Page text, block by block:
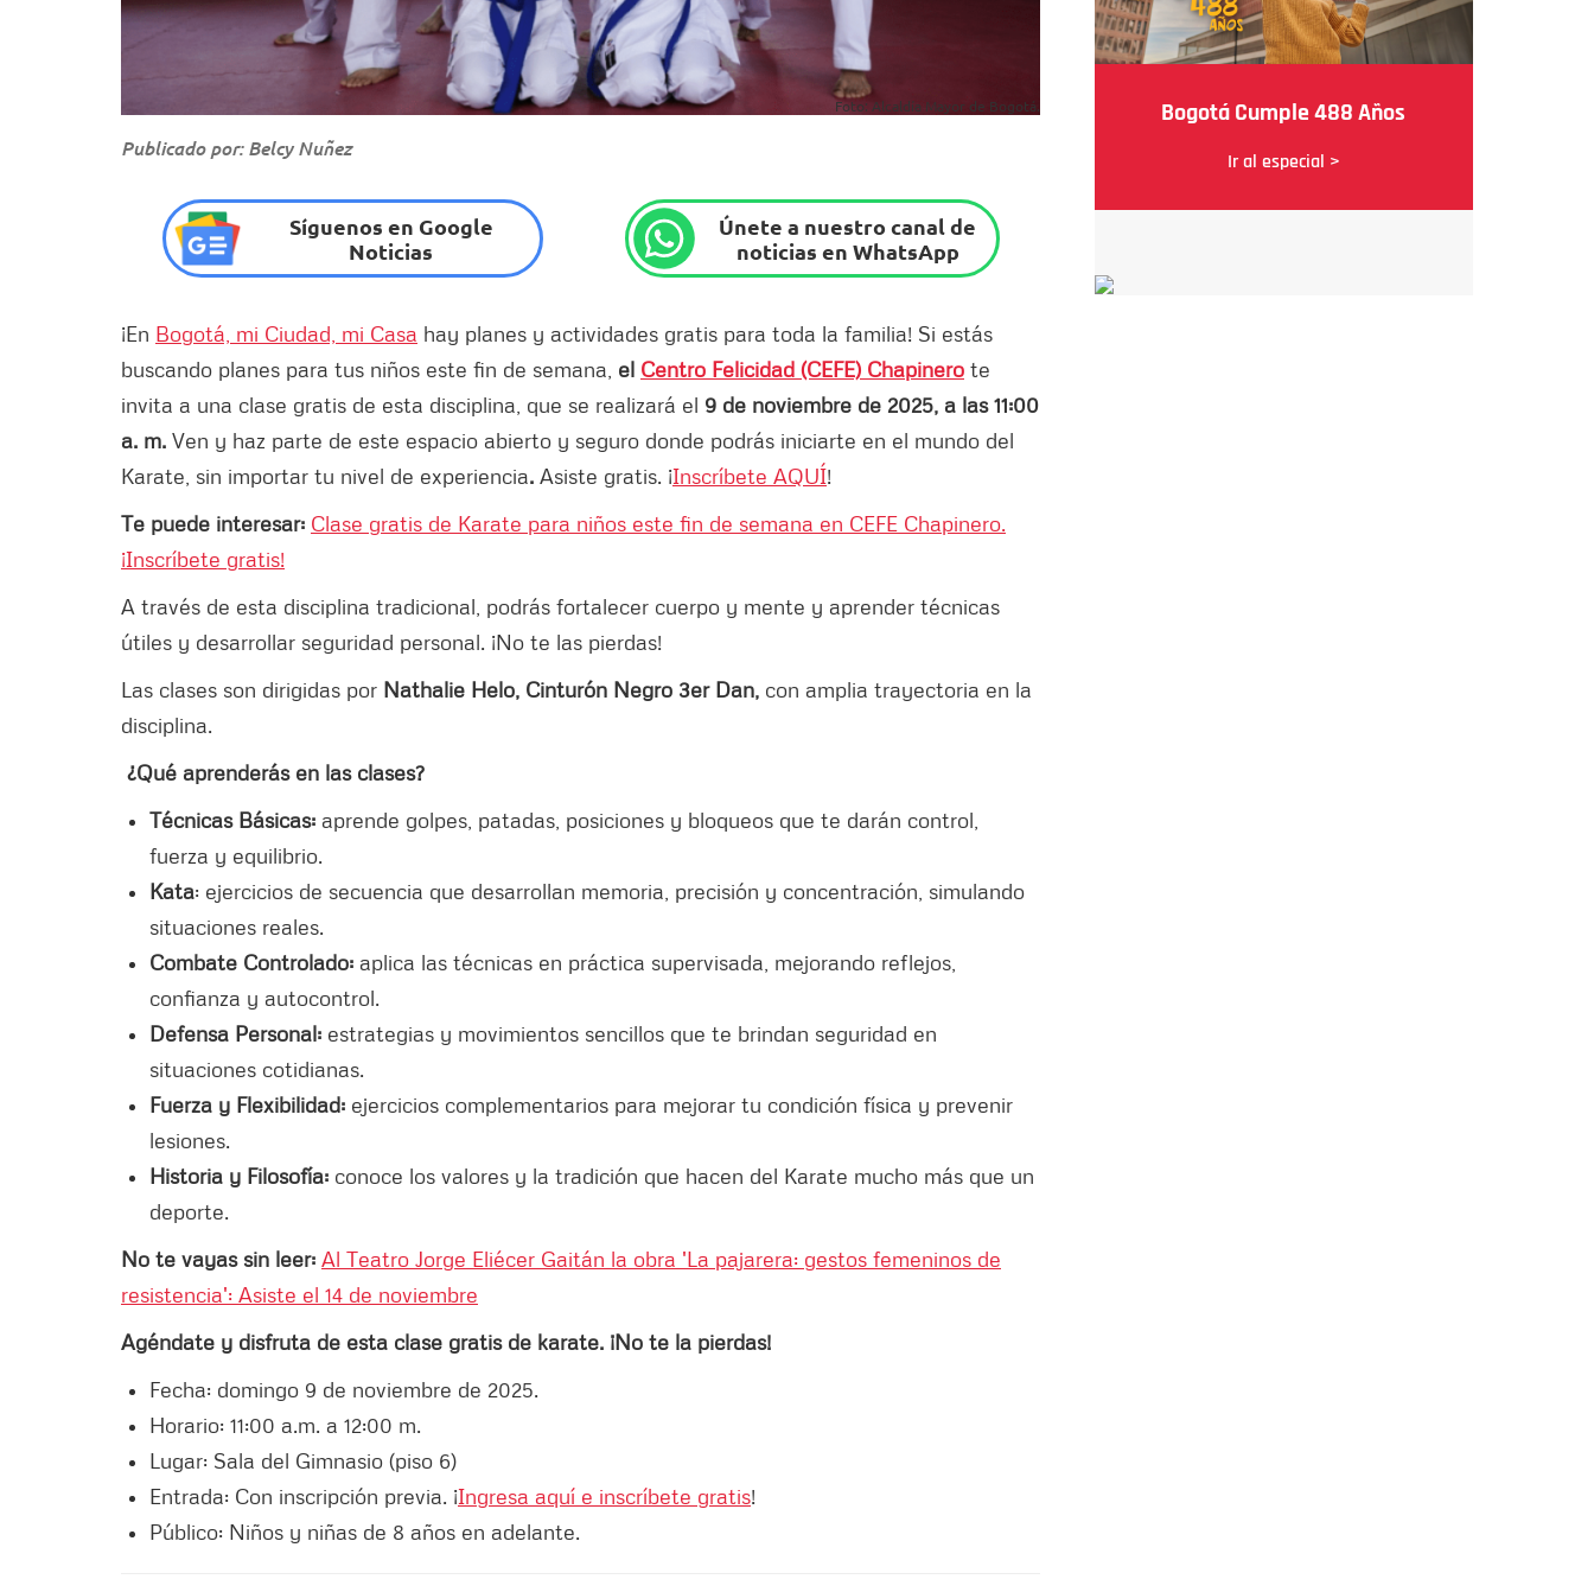
Foto: Alcaldía Mayor de Bogotá.
Publicado por: Belcy Nuñez
Síguenos en Google
Noticias
Únete a nuestro canal de
noticias en WhatsApp
¡En Bogotá, mi Ciudad, mi Casa hay planes y actividades gratis para toda la familia! Si estás
buscando planes para tus niños este fin de semana, el Centro Felicidad (CEFE) Chapinero te
invita a una clase gratis de esta disciplina, que se realizará el 9 de noviembre de 2025, a las 11:00
a. m. Ven y haz parte de este espacio abierto y seguro donde podrás iniciarte en el mundo del
Karate, sin importar tu nivel de experiencia. Asiste gratis. ¡Inscríbete AQUÍ!
Te puede interesar: Clase gratis de Karate para niños este fin de semana en CEFE Chapinero.
¡Inscríbete gratis!
A través de esta disciplina tradicional, podrás fortalecer cuerpo y mente y aprender técnicas
útiles y desarrollar seguridad personal. ¡No te las pierdas!
Las clases son dirigidas por Nathalie Helo, Cinturón Negro 3er Dan, con amplia trayectoria en la
disciplina.
¿Qué aprenderás en las clases?
Técnicas Básicas: aprende golpes, patadas, posiciones y bloqueos que te darán control,
fuerza y equilibrio.
Kata: ejercicios de secuencia que desarrollan memoria, precisión y concentración, simulando
situaciones reales.
Combate Controlado: aplica las técnicas en práctica supervisada, mejorando reflejos,
confianza y autocontrol.
Defensa Personal: estrategias y movimientos sencillos que te brindan seguridad en
situaciones cotidianas.
Fuerza y Flexibilidad: ejercicios complementarios para mejorar tu condición física y prevenir
lesiones.
Historia y Filosofía: conoce los valores y la tradición que hacen del Karate mucho más que un
deporte.
No te vayas sin leer: Al Teatro Jorge Eliécer Gaitán la obra 'La pajarera: gestos femeninos de
resistencia': Asiste el 14 de noviembre
Agéndate y disfruta de esta clase gratis de karate. ¡No te la pierdas!
Fecha: domingo 9 de noviembre de 2025.
Horario: 11:00 a.m. a 12:00 m.
Lugar: Sala del Gimnasio (piso 6)
Entrada: Con inscripción previa. ¡Ingresa aquí e inscríbete gratis!
Público: Niños y niñas de 8 años en adelante.
Bogotá Cumple 488 Años
Ir al especial >